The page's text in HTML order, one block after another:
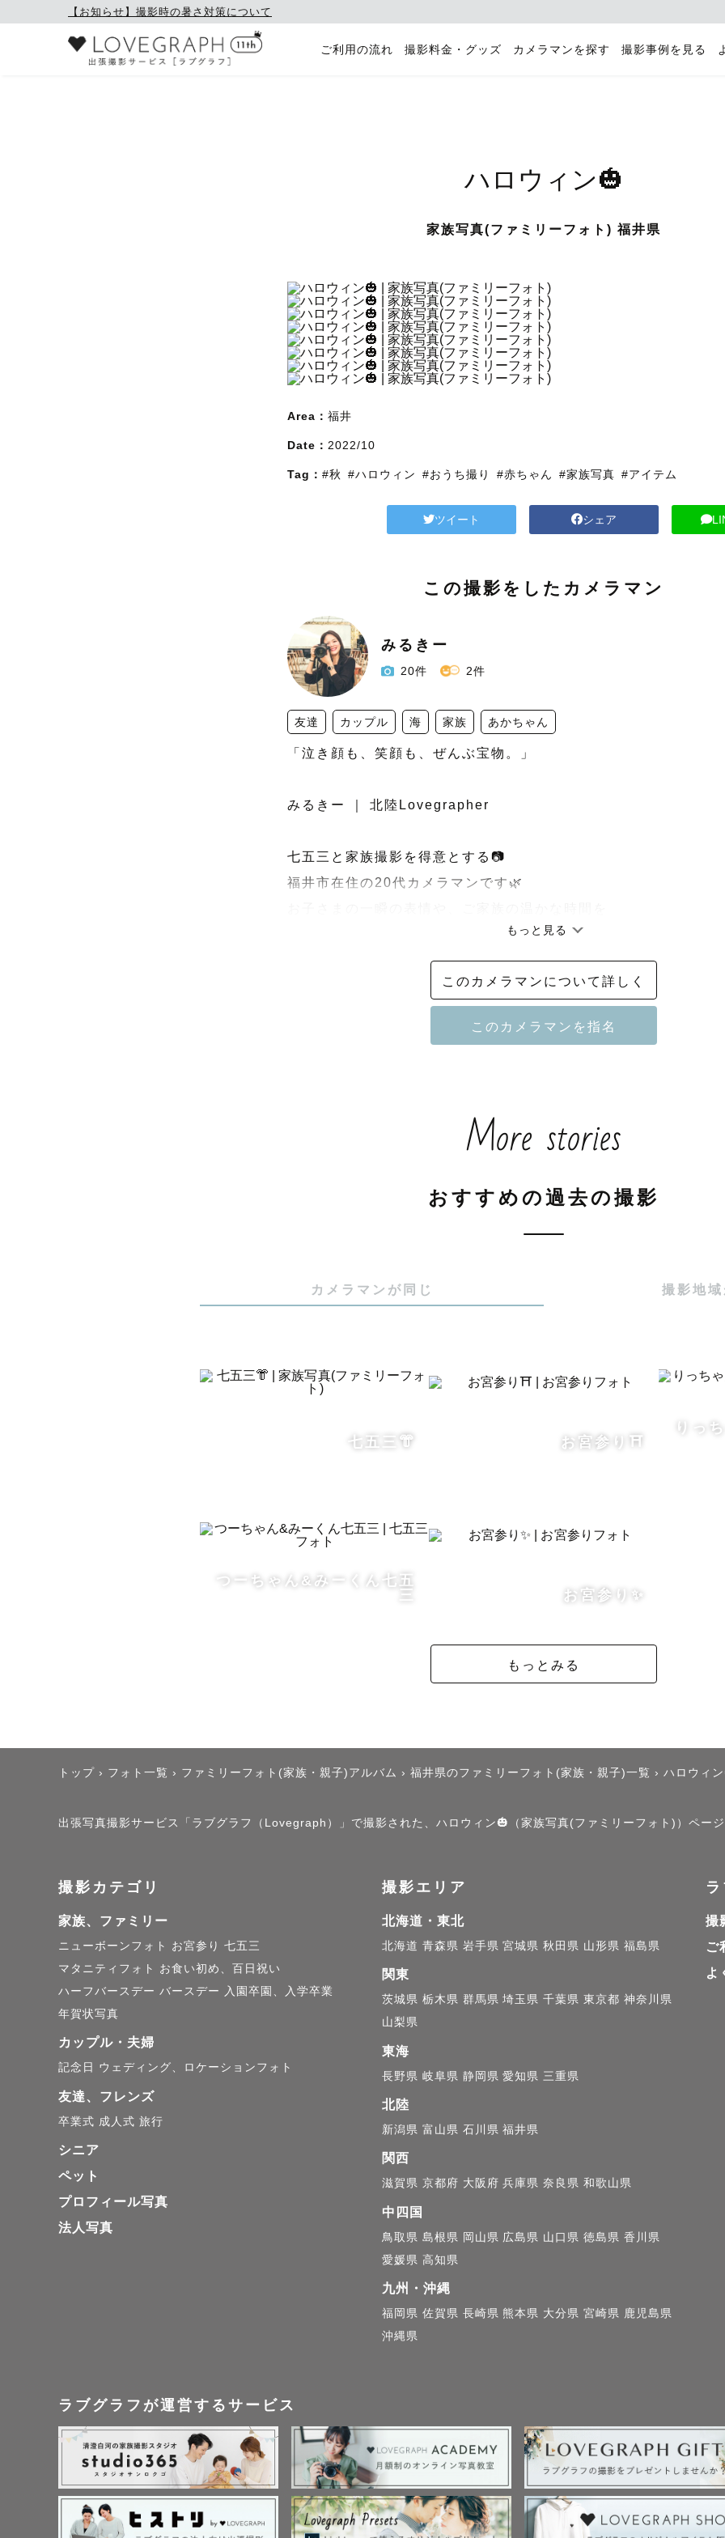
【お知らせ】撮影時の暑さ対策について
ご利用の流れ 撮影料金・グッズ カメラマンを探す 撮影事例を見る
ハロウィン🎃
家族写真(ファミリーフォト) 福井県
Area： 福井
Date： 2022/10
Tag： #秋 #ハロウィン #おうち撮り #赤ちゃん #家族写真 #アイテム
ツイート シェア
この撮影をしたカメラマン
みるきー
20件 2件
友達 カップル 海 家族 あかちゃん
「泣き顔も、笑顔も、ぜんぶ宝物。」
みるきー ｜ 北陸Lovegrapher
七五三と家族撮影を得意とする📷
福井市在住の20代カメラマンです🌿
平日は教育関係の仕事をしていて、子どもと接する機会がたくさ
撮影中は遊びながら、自然な笑顔や仕草を引き出します。
💡 得意な撮影
	•	カップル・ご友人撮影💑
当日はリラックスできる空気をつくり、自然体のまま撮影を進め
写真が苦手な方も、きっと笑顔になれる時間をご提供します😊
お子さまの成長やご家族の節目は、あっという間に過ぎてしまい
その大切な瞬間を、美しく、そして温かく残すお手伝いをさせて
お会いできる日を、心より楽しみにしています✨
もっと見る
このカメラマンについて詳しく
More stories
おすすめの過去の撮影
カメラマンが同じ 撮影地
七五三👘 お宮参り⛩
りっ
つーちゃん&みーくん七五
三
お宮参り✨
もっとみる
トップ › フォト一覧 › ファミリーフォト(家族・親子)アルバム › 福井県のファミリーフォト(家族・親子)一覧 › ハロウィ
出張写真撮影サービス「ラブグラフ（Lovegraph）」で撮影された、ハロウィン🎃（家族写真(ファミリーフォト)）ペー
撮影カテゴリ
家族、ファミリー
ニューボーンフォト お宮参り 七五三
マタニティフォト
お食い初め、百日祝い
ハーフバースデー バースデー
入園卒園、入学卒業
年賀状写真
カップル・夫婦
記念日 ウェディング、ロケーションフォト
友達、フレンズ
卒業式 成人式 旅行
シニア
ペット
プロフィール写真
法人写真
撮影エリア
北海道・東北
北海道 青森県 岩手県 宮城県 秋田県 山形県 福島県
関東
茨城県 栃木県 群馬県 埼玉県 千葉県 東京都 神奈川県
山梨県
東海
長野県 岐阜県 静岡県 愛知県 三重県
北陸
新潟県 富山県 石川県 福井県
関西
滋賀県 京都府 大阪府 兵庫県 奈良県 和歌山県
中四国
鳥取県 島根県 岡山県 広島県 山口県 徳島県 香川県
愛媛県 高知県
九州・沖縄
福岡県 佐賀県 長崎県 熊本県 大分県 宮崎県 鹿児島県
沖縄県
撮
ご
よ
ラブグラフが運営するサービス